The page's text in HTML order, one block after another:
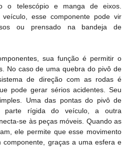
o telescópio e manga de eixos.
esse componente pode vir
ou prensado na bandeja de
sua função é permitir o
No caso de uma quebra do pivô de
de direção com as rodas é
pode gerar sérios acidentes. Seu
Uma das pontas do pivô de
parte rígida do veículo, a outra
se às peças móveis. Quando as
ele permite que esse movimento
componente, graças a uma esfera e